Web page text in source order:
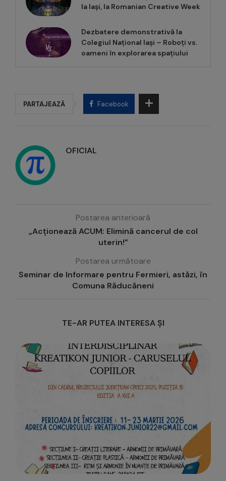
la Iași, la Romanian Creative Week
Dezbatere demonstrativă la
Colegiul Național Iași – Roboți vs.
oameni în explorarea spațiului
PARTAJEAZĂ Facebook
OFICIAL
Postarea anterioară
„Acționează ACUM: Elimină cancerul de col
uterin!”
Postarea următoare
Seminar de Informare pentru Fermieri, astăzi, în
Comuna Răducăneni
TE-AR PUTEA INTERESA ȘI